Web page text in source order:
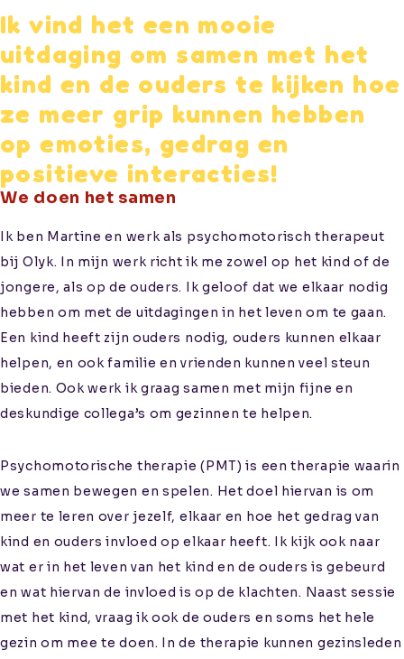
Ik vind het een mooie
uitdaging om samen met het
kind en de ouders te kijken hoe
ze meer grip kunnen hebben
op emoties, gedrag en
positieve interacties!
We doen het samen
Ik ben Martine en werk als psychomotorisch therapeut
bij Olyk. In mijn werk richt ik me zowel op het kind of de
jongere, als op de ouders. Ik geloof dat we elkaar nodig
hebben om met de uitdagingen in het leven om te gaan.
Een kind heeft zijn ouders nodig, ouders kunnen elkaar
helpen, en ook familie en vrienden kunnen veel steun
bieden. Ook werk ik graag samen met mijn fijne en
deskundige collega’s om gezinnen te helpen.
Psychomotorische therapie (PMT) is een therapie waarin
we samen bewegen en spelen. Het doel hiervan is om
meer te leren over jezelf, elkaar en hoe het gedrag van
kind en ouders invloed op elkaar heeft. Ik kijk ook naar
wat er in het leven van het kind en de ouders is gebeurd
en wat hiervan de invloed is op de klachten. Naast sessie
met het kind, vraag ik ook de ouders en soms het hele
gezin om mee te doen. In de therapie kunnen gezinsleden